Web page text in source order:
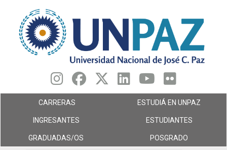
contenido
principal
CARRERAS ESTUDIÁ EN UNPAZ
INGRESANTES ESTUDIANTES
GRADUADAS/OS POSGRADO